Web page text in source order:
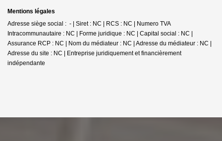
Mentions légales
Adresse siège social : - | Siret : NC | RCS : NC | Numero TVA
Intracommunautaire : NC | Forme juridique : NC | Capital social : NC |
Assurance RCP : NC | Nom du médiateur : NC | Adresse du médiateur : NC |
Adresse du site : NC | Entreprise juridiquement et financièrement
indépendante